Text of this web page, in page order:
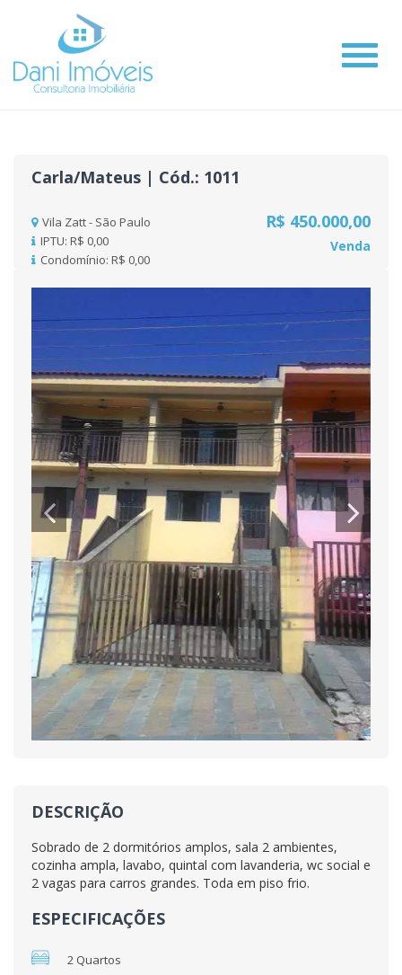
#
Carla/Mateus | Cód.: 1011
Vila Zatt - São Paulo
IPTU: R$ 0,00
Condomínio: R$ 0,00
R$ 450.000,00
Venda
DESCRIÇÃO
Sobrado de 2 dormitórios amplos, sala 2 ambientes,
cozinha ampla, lavabo, quintal com lavanderia, wc social e
2 vagas para carros grandes. Toda em piso frio.
ESPECIFICAÇÕES
2 Quartos